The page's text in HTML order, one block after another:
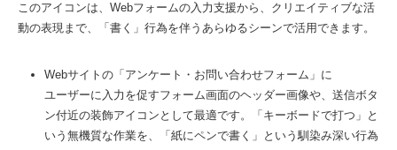
このアイコンは、Webフォームの入力支援から、クリエイティブな活
動の表現まで、「書く」行為を伴うあらゆるシーンで活用できます。
Webサイトの「アンケート・お問い合わせフォーム」に
ユーザーに入力を促すフォーム画面のヘッダー画像や、送信ボタ
ン付近の装飾アイコンとして最適です。「キーボードで打つ」と
いう無機質な作業を、「紙にペンで書く」という馴染み深い行為